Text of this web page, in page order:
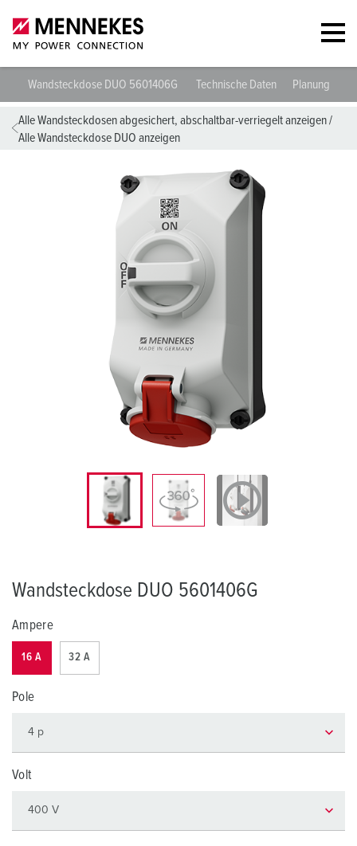
Wandsteckdose DUO 5601406G Technische Daten
Alle Wandsteckdosen abgesichert, abschaltbar-verriegelt anzeigen/
Alle Wandsteckdose DUO anzeigen
Wandsteckdose DUO 5601406G
Ampere
16 A 32 A
Pole
Volt